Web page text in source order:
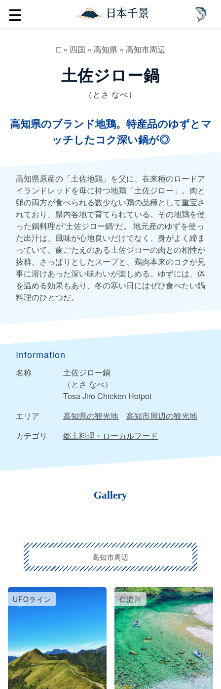
☰
□» 四国 » 高知県» 高知市周辺
土佐ジロー鍋
（とさ なべ）
高知県のブランド地鶏。特産品のゆずとマ
ッチしたコク深い鍋が◎
高知県原産の「土佐地鶏」を父に、在来種のロードア
イランドレッドを母に持つ地鶏「土佐ジロー」。肉と
卵の両方が食べられる数少ない鶏の品種として重宝さ
れており、県内各地で育てられている。その地鶏を使
った鍋料理が”土佐ジロー鍋”だ。 地元産のゆずを使っ
た出汁は、風味が心地良いだけでなく、身がよく締ま
っていて、歯ごたえのある土佐ジローの肉との相性が
抜群。さっぱりとしたスープと、鶏肉本来のコクが見
事に溶けあった深い味わいが楽しめる。ゆずには、体
を温める効果もあり、冬の寒い日にはぜひ食べたい鍋
料理のひとつだ。
Information
名称
土佐ジロー鍋
（とさ なべ）
Tosa Jiro Chicken Hotpot
エリア
高知県の観光地
高知市周辺の観光地
カテゴリ
郷土料理・ローカルフード
Gallery
高知市周辺
UFOライン 仁淀川